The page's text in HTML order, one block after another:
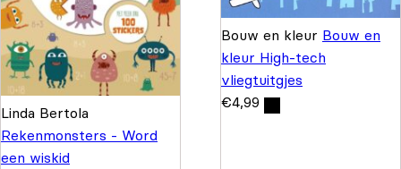
Linda Bertola
Rekenmonsters - Word
een wiskid
Bouw en kleur Bouw en
kleur High-tech
vliegtuitgjes
€4,99